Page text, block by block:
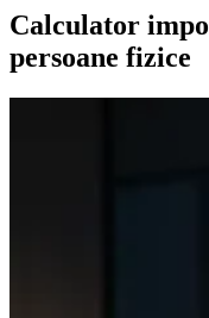
Calculator
persoane fizice